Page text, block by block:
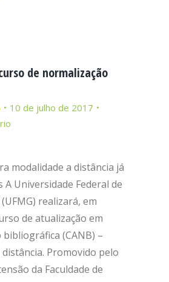
de normalização
10 de julho de 2017
modalidade a distância já
Universidade Federal de
realizará, em
de atualização em
(CANB) –
Promovido pelo
da Faculdade de